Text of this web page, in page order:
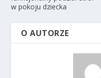
w pokoju dziecka
O AUTORZE